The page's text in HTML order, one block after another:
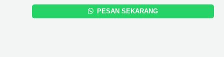
PESAN SEKARANG